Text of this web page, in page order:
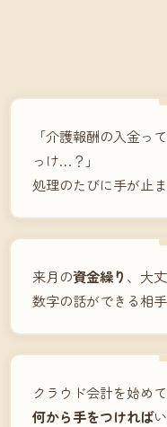
「介護報酬の入金っ
っけ…？」
処理のたびに手が止
来月の資金繰り 、大
数字の話ができる相
クラウド会計を始め
何から手をつければ